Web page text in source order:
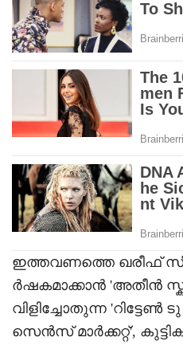
ഇത്തവണത്തെ
ർഷകമാക്കാൻ 'അതീൻ
വിളിച്ചോതുന്ന 'റിട്ടേൺ ടു
സെൻസ് മാർക്കറ്റ്',